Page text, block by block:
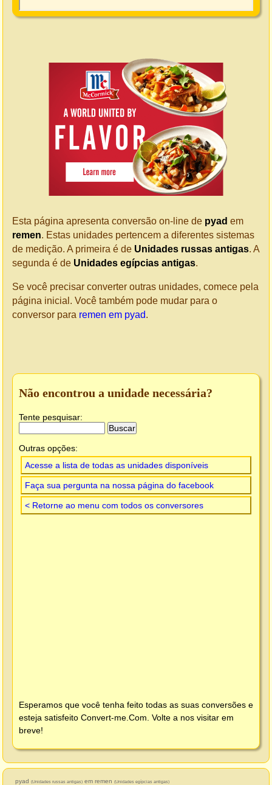
Esta página apresenta conversão on-line de pyad em
remen. Estas unidades pertencem a diferentes sistemas
de medição. A primeira é de Unidades russas antigas. A
segunda é de Unidades egípcias antigas.
Se você precisar converter outras unidades, comece pela
página inicial. Você também pode mudar para o
conversor para remen em pyad.
Não encontrou a unidade necessária?
Tente pesquisar:
Outras opções:
Acesse a lista de todas as unidades disponíveis
Faça sua pergunta na nossa página do facebook
< Retorne ao menu com todos os conversores
Esperamos que você tenha feito todas as suas conversões e
esteja satisfeito Convert-me.Com . Volte a nos visitar em
breve!
pyad (Unidades russas antigas) em remen (Unidades egípcias antigas)